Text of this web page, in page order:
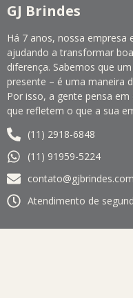
GJ Brindes
Há 7 anos, nossa empresa
ajudando a transformar
diferença. Sabemos que
presente – é uma maneira
Por isso, a gente pensa
que refletem o que a sua
(11) 2918-6848
(11) 91959-5224
Atendimento de